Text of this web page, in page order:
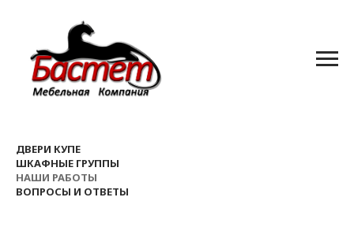
ДВЕРИ КУПЕ
ШКАФНЫЕ ГРУППЫ
НАШИ РАБОТЫ
ВОПРОСЫ И ОТВЕТЫ